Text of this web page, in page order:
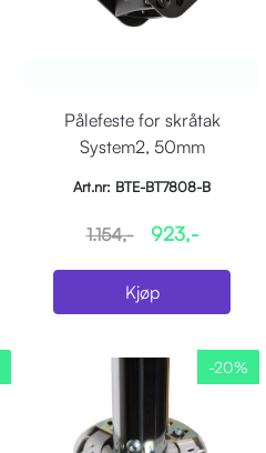
Pålefeste for skråtak
System2, 50mm
Art.nr: BTE-BT7808-B
1.154,- 923,-
Kjøp
-20%